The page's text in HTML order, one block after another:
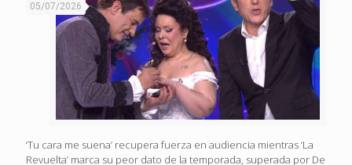
05/07/2026
‘Tu cara me suena’ recupera fuerza en audiencia mientras ‘La
Revuelta’ marca su peor dato de la temporada, superada por De